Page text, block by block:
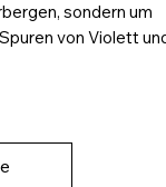
sondern um
von Violett
Moment über der
man ausatmet,
Bild trägt den